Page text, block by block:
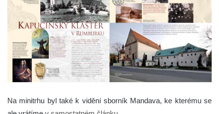
Na minitrhu byl také k vidění sborník Mandava, ke kterému se